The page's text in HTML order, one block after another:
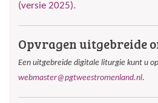
(versie 2025).
Opvragen uitgebreide
Een uitgebreide digitale liturgie kunt u
webmaster@pgtweestromenland.nl.